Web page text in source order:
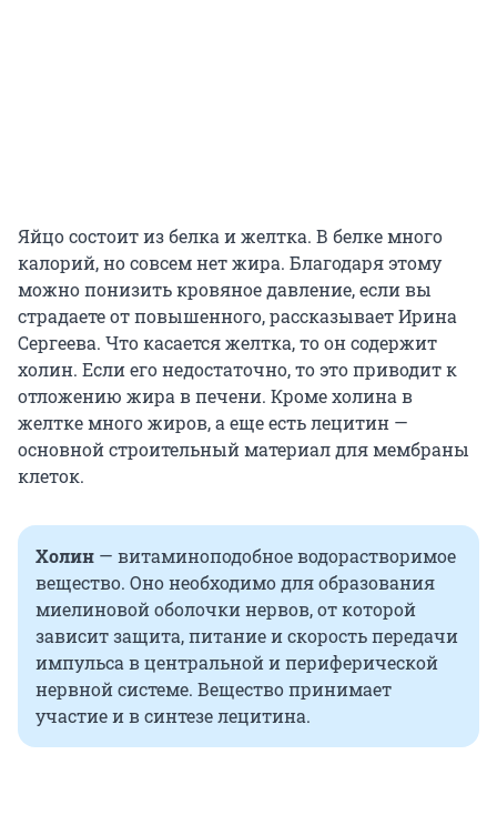
Яйцо состоит из белка и желтка. В белке много
калорий, но совсем нет жира. Благодаря этому
можно понизить кровяное давление, если вы
страдаете от повышенного, рассказывает Ирина
Сергеева. Что касается желтка, то он содержит
холин. Если его недостаточно, то это приводит к
отложению жира в печени. Кроме холина в
желтке много жиров, а еще есть лецитин —
основной строительный материал для мембраны
клеток.
Холин — витаминоподобное водорастворимое
вещество. Оно необходимо для образования
миелиновой оболочки нервов, от которой
зависит защита, питание и скорость передачи
импульса в центральной и периферической
нервной системе. Вещество принимает
участие и в синтезе лецитина.